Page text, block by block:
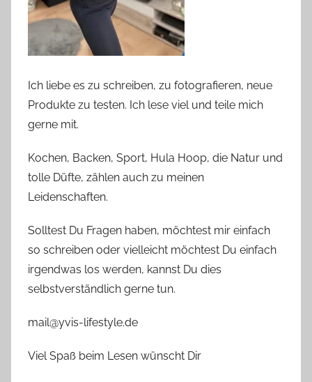
Ich liebe es zu schreiben, zu fotografieren, neue
Produkte zu testen. Ich lese viel und teile mich
gerne mit.
Kochen, Backen, Sport, Hula Hoop, die Natur und
tolle Düfte, zählen auch zu meinen
Leidenschaften.
Solltest Du Fragen haben, möchtest mir einfach
so schreiben oder vielleicht möchtest Du einfach
irgendwas los werden, kannst Du dies
selbstverständlich gerne tun.
mail@yvis-lifestyle.de
Viel Spaß beim Lesen wünscht Dir